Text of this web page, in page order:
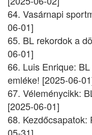
64. Vasárnapi
06-01]
65. BL rekordok a
06-01]
66. Luis Enrique:
emléke! [2025-06-
67. Véleménycikk:
[2025-06-01]
68. Kezdőcsapatok: